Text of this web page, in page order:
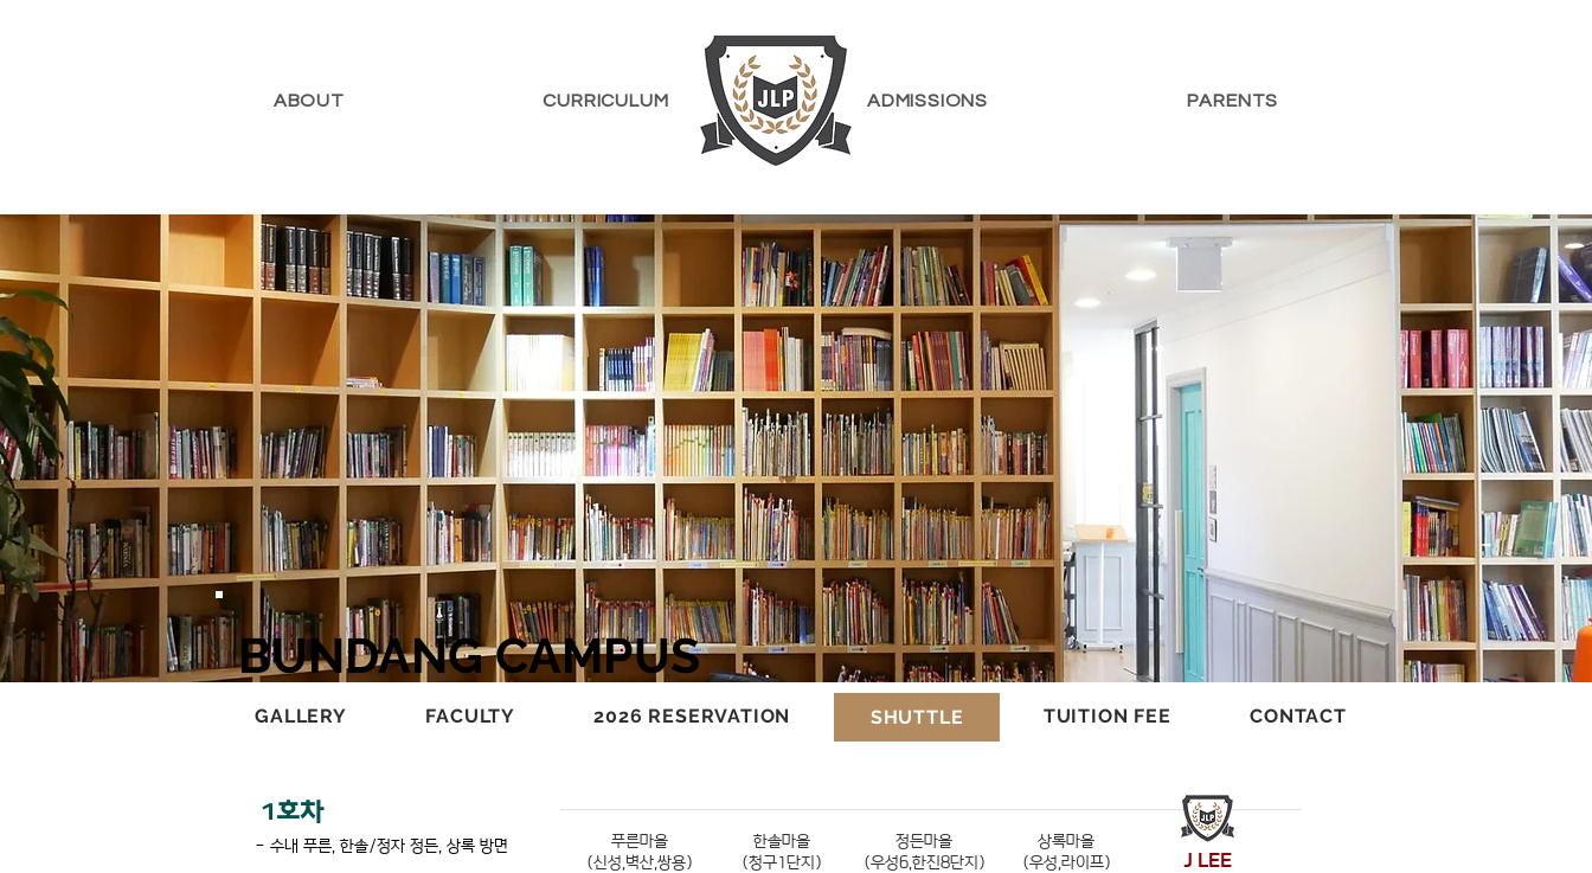
ABOUT CURRICULUM ADMISSIONS PARENTS
BUNDANG CAMPUS
GALLERY FACULTY 2026 RESERVATION SHUTTLE TUITION FEE CONTACT
1호차
푸른마을
(신성,벽산,쌍용)
한솔마을
(청구1단지)
정든마을
(우성6,한진8단지)
상록마을
(우성,라이프)
J LEE
- 수내 푸른, 한솔/정자 정든, 상록 방면